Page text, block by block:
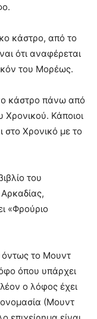
κάστρο, από το
ότι αναφέρεται
του Μορέως.
κάστρο πάνω από
Χρονικού. Κάποιοι
στο Χρονικό με το
του
«Φρούριο
όντως το Μουντ
όπου υπάρχει
ο λόφος έχει
(Μουντ